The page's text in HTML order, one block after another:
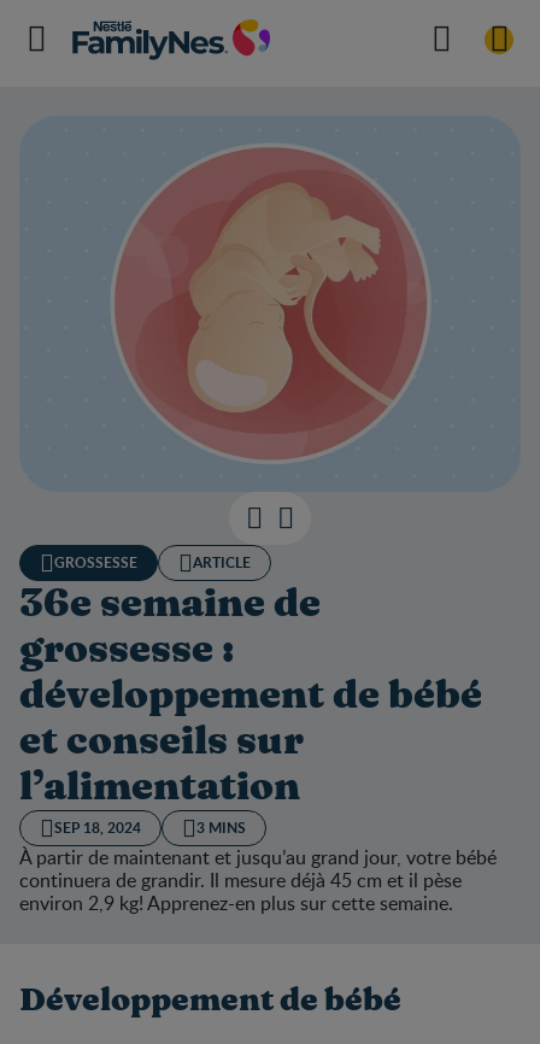
GROSSESSE ARTICLE
36e semaine de
grossesse :
développement de bébé
et conseils sur
l’alimentation
SEP 18, 2024 3 MINS
À partir de maintenant et jusqu’au grand jour, votre bébé
continuera de grandir. Il mesure déjà 45 cm et il pèse
environ 2,9 kg! Apprenez-en plus sur cette semaine.
Développement de bébé